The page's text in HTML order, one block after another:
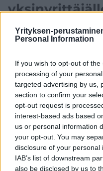
Yrityksen-
Personal Information
If you wish to opt-out of
processing of your
targeted advertising by us,
section to confirm your
opt-out request is
interest-based ads based
us or personal information
your opt-out. You may
disclosure of your
IAB’s list of downstream
also be disclosed by us to
työterveys ja
samat
– myös silloin, kun
yksi...
Read the article⟶